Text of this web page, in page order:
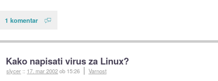
1 komentar
Kako napisati virus za Linux?
slycer :: 17. mar 2002ob 15:26 Varnost